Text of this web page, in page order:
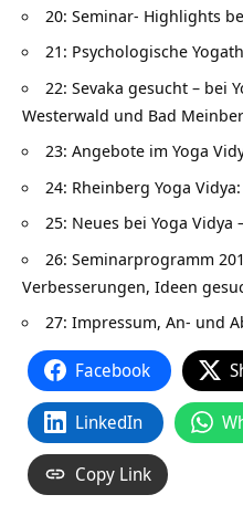
20: Seminar- Highlights
21: Psychologische
22: Sevaka gesucht – bei
Westerwald und Bad
23: Angebote im Yoga
24: Rheinberg Yoga
25: Neues bei Yoga Vidya
26: Seminarprogramm
Verbesserungen, Ideen
27: Impressum, An- und
Facebook
LinkedIn
Copy Link